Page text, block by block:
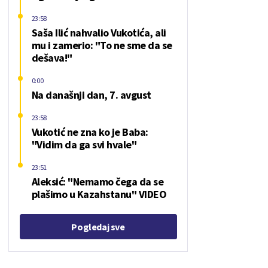
Saša Ilić nahvalio Vukotića, ali
mu i zamerio: "To ne sme da se
dešava!"
23:58
Na današnji dan, 7. avgust
0:00
Vukotić ne zna ko je Baba:
"Vidim da ga svi hvale"
23:58
Aleksić: "Nemamo čega da se
plašimo u Kazahstanu" VIDEO
23:51
Pogledaj sve